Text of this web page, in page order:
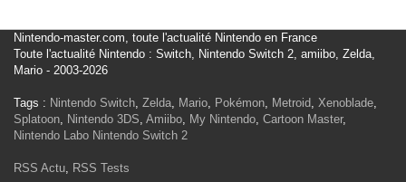
Nintendo-master.com, toute l'actualité Nintendo en France
Toute l'actualité Nintendo : Switch, Nintendo Switch 2, amiibo, Zelda,
Mario - 2003-2026
Tags : Nintendo Switch, Zelda, Mario, Pokémon, Metroid, Xenoblade,
Splatoon, Nintendo 3DS, Amiibo, My Nintendo, Cartoon Master,
Nintendo Labo Nintendo Switch 2
RSS Actu, RSS Tests